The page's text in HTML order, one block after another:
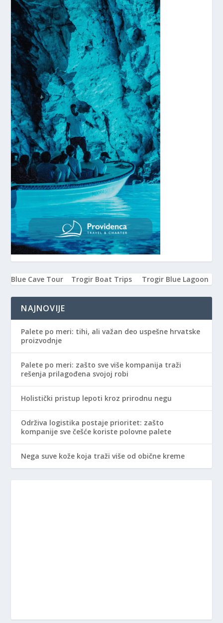
Blue Cave Tour Trogir Boat Trips Trogir Blue Lagoon
NAJNOVIJE
Palete po meri: tihi, ali važan deo uspešne hrvatske
proizvodnje
Palete po meri: zašto sve više kompanija traži
rešenja prilagođena svojoj robi
Holistički pristup lepoti kroz prirodnu negu
Održiva logistika postaje prioritet: zašto
kompanije sve češće koriste polovne palete
Nega suve kože koja traži više od obične kreme